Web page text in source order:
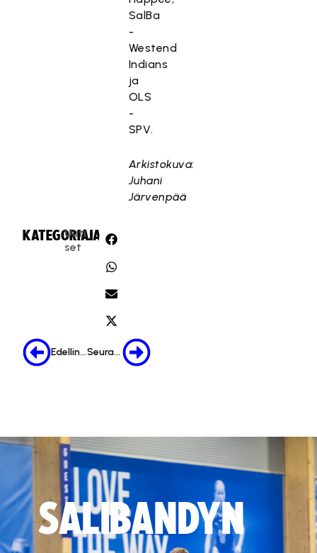
SalBa
-
Westend
Indians
ja
OLS
-
SPV.
Arkistokuva:
Juhani
Järvenpää
KATEGORIA:
Uuti
set
JAA:
Edellinen Seuraava
SALIBANDYN